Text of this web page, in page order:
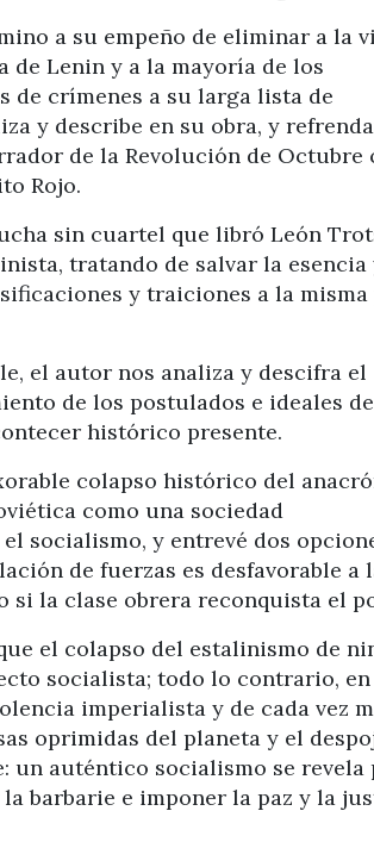
a su empeño de eliminar a la
de Lenin y a la mayoría de los
de crímenes a su larga lista de
y describe en su obra, y
de la Revolución de Octubre
Rojo.
sin cuartel que libró León
tratando de salvar la esencia
y traiciones a la
el autor nos analiza y descifra el
de los postulados e ideales de
histórico presente.
colapso histórico del
como una sociedad
socialismo, y entrevé dos
de fuerzas es desfavorable a
si la clase obrera reconquista el
el colapso del estalinismo de
socialista; todo lo contrario,
imperialista y de cada vez
oprimidas del planeta y el
un auténtico socialismo se revela
barbarie e imponer la paz y la